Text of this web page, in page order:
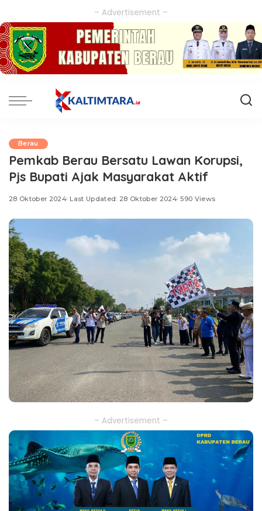
– Advertisement –
Berau
Pemkab Berau Bersatu Lawan Korupsi,
Pjs Bupati Ajak Masyarakat Aktif
28 Oktober 2024 Last Updated: 28 Oktober 2024 590 Views
– Advertisement –